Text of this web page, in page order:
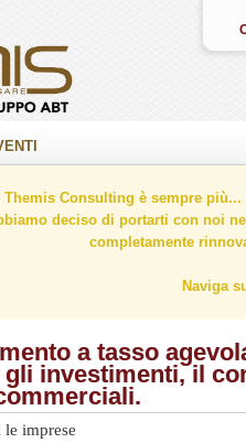
Themis Consulting è sempre
deciso di portarti con noi
completamente
Naviga
a tasso
investimenti, il
imprese